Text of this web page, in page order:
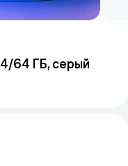
64 ГБ, серый